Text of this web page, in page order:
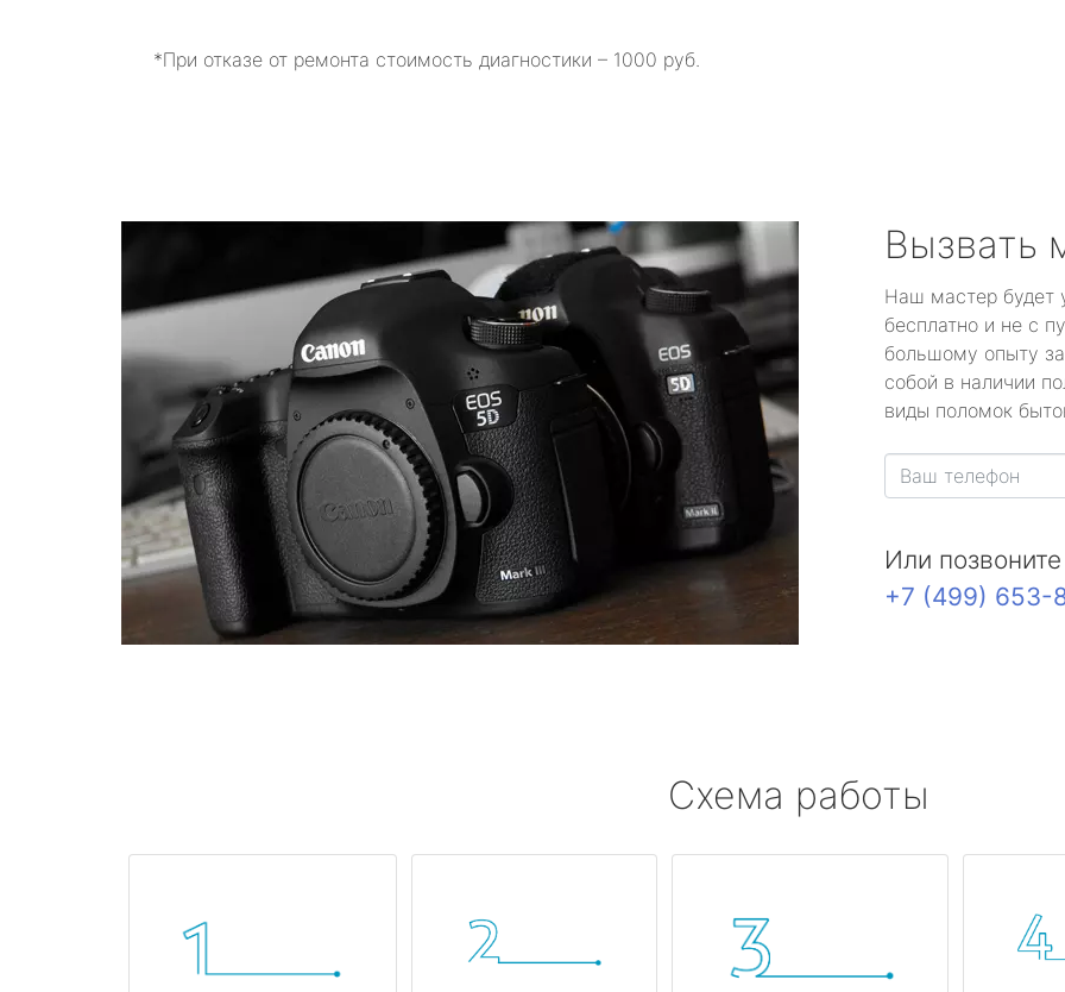
*При отказе от ремонта стоимость диагностики – 1000 руб.
Вызвать
Наш мастер будет
бесплатно и не с
большому опыту
собой в наличии
виды поломок
Или
+7 (499) 653-
Схема работы